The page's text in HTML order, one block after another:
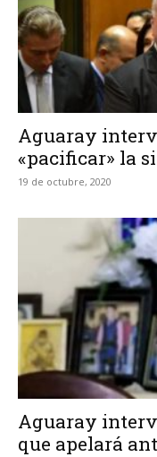
Aguaray
«pacificar» la
19 de octubre, 2020
Aguaray
que apelará